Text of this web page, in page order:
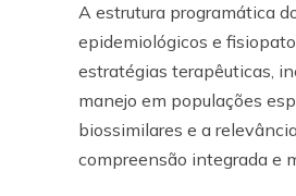
A estrutura programática
epidemiológicos e
estratégias terapêuticas,
manejo em populações
biossimilares e a
compreensão integrada e